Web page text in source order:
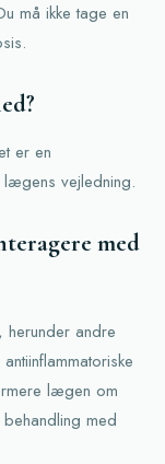
må ikke tage en
er en
vejledning.
med
andre
lægen om
med